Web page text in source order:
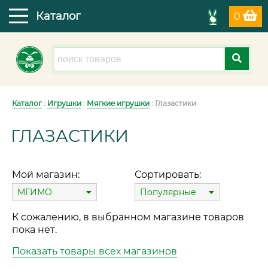
0
Каталог
Каталог: Игрушки : Мягкие игрушки : Глазастики
ГЛАЗАСТИКИ
Мой магазин:
МГИМО
Сортировать:
Популярные
К сожалению, в выбранном магазине товаров
пока нет.
Показать товары всех магазинов